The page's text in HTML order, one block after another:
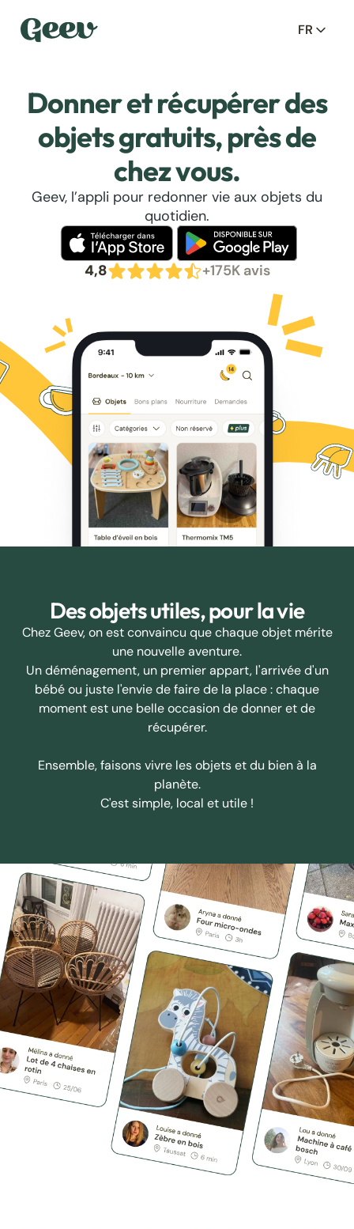
FR
Donner et récupérer des
objets gratuits, près de
chez vous.
Geev, l’appli pour redonner vie aux objets du
quotidien.
4,8 +175K avis
Des objets utiles, pour la vie
Chez Geev, on est convaincu que chaque objet mérite
une nouvelle aventure.
Un déménagement, un premier appart, l'arrivée d'un
bébé ou juste l'envie de faire de la place : chaque
moment est une belle occasion de donner et de
récupérer.
Ensemble, faisons vivre les objets et du bien à la
planète.
C'est simple, local et utile !